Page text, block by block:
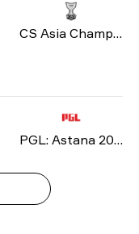
CS Asia Championships 2026
PGL: Astana 2026